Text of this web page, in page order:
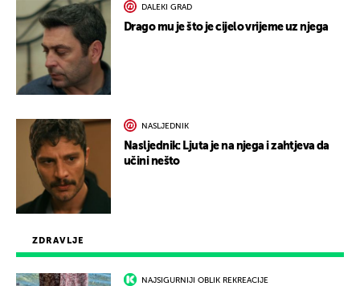
ZDRAVLJE
NAJSIGURNIJI OBLIK REKREACIJE
DALEKI GRAD
Drago mu je što je cijelo vrijeme uz njega
NASLJEDNIK
Nasljednik: Ljuta je na njega i zahtjeva da
učini nešto